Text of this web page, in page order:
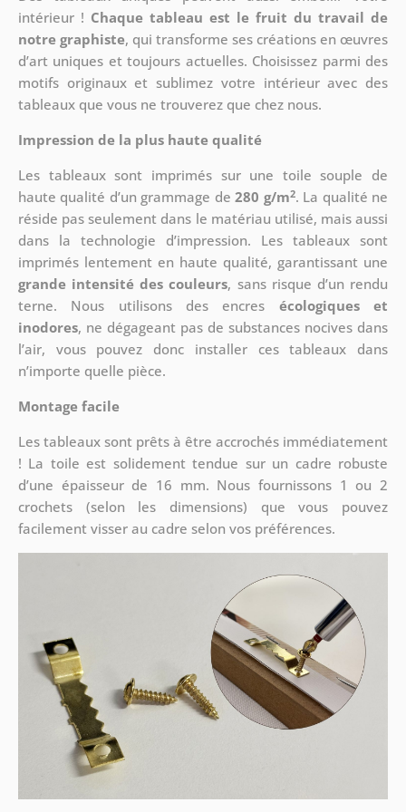
intérieur ! Chaque tableau est le fruit du travail de
notre graphiste, qui transforme ses créations en œuvres
d’art uniques et toujours actuelles. Choisissez parmi des
motifs originaux et sublimez votre intérieur avec des
tableaux que vous ne trouverez que chez nous.
Impression de la plus haute qualité
Les tableaux sont imprimés sur une toile souple de
haute qualité d’un grammage de280 g/m2. La qualité ne
réside pas seulement dans le matériau utilisé, mais aussi
dans la technologie d’impression. Les tableaux sont
imprimés lentement en haute qualité, garantissant une
grande intensité des couleurs, sans risque d’un rendu
terne. Nous utilisons des encres écologiques et
inodores, ne dégageant pas de substances nocives dans
l’air, vous pouvez donc installer ces tableaux dans
n’importe quelle pièce.
Montage facile
Les tableaux sont prêts à être accrochés immédiatement
! La toile est solidement tendue sur un cadre robuste
d’une épaisseur de 16 mm. Nous fournissons 1 ou 2
crochets (selon les dimensions) que vous pouvez
facilement visser au cadre selon vos préférences.